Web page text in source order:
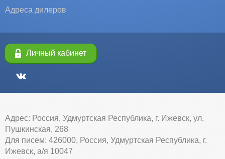
Адреса дилеров
Личный кабинет
Адрес: Россия, Удмуртская Республика, г. Ижевск, ул.
Пушкинская, 268
Для писем: 426000, Россия, Удмуртская Республика, г.
Ижевск, а/я 10047